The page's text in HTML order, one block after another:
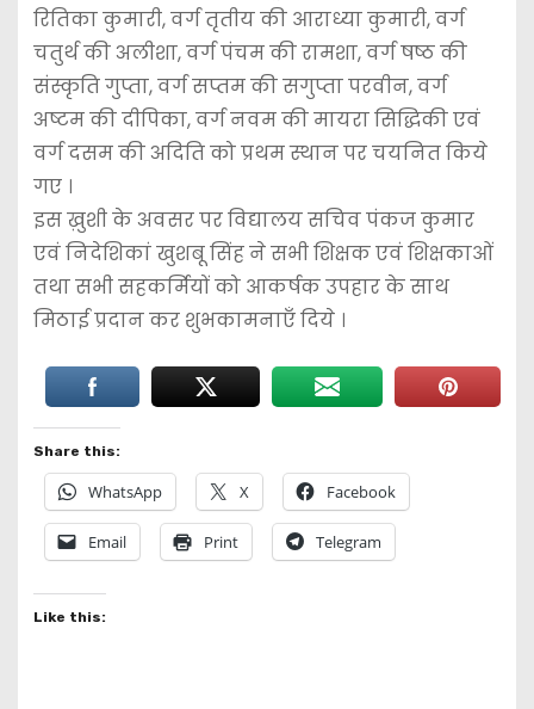
रितिका कुमारी, वर्ग तृतीय की आराध्या कुमारी, वर्ग
चतुर्थ की अलीशा, वर्ग पंचम की रामशा, वर्ग षष्ठ की
संस्कृति गुप्ता, वर्ग सप्तम की सगुप्ता परवीन, वर्ग
अष्टम की दीपिका, वर्ग नवम की मायरा सिद्धिकी एवं
वर्ग दसम की अदिति को प्रथम स्थान पर चयनित किये
गए ।
इस ख़ुशी के अवसर पर विद्यालय सचिव पंकज कुमार
एवं निदेशिकां खुशबू सिंह ने सभी शिक्षक एवं शिक्षकाओं
तथा सभी सहकर्मियों को आकर्षक उपहार के साथ
मिठाई प्रदान कर शुभकामनाएँ दिये ।
Share this:
WhatsApp X Facebook
Email Print Telegram
Like this: